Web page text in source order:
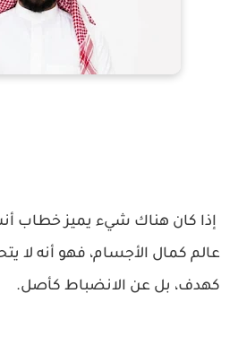
إذا كان هناك شيء يميز خطاب
عالم كمال الأجسام، فهو أنه لا
كهدف، بل عن الانضباط كأصل.